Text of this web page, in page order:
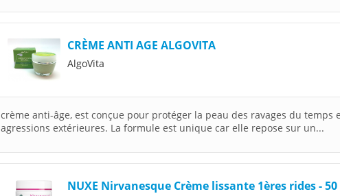
CRÈME ANTI AGE ALGOVITA
AlgoVita
crème anti-âge, est conçue pour protéger la peau des ravages du temps
agressions extérieures. La formule est unique car elle repose sur un...
NUXE Nirvanesque Crème lissante 1ères rides -